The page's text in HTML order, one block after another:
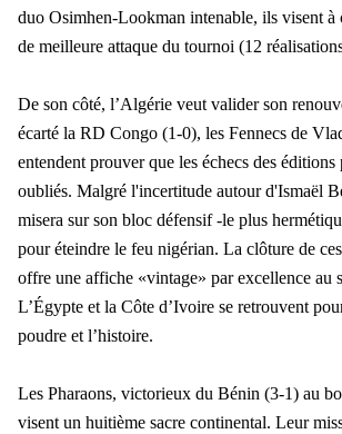
duo Osimhen-Lookman intenable, ils visent à
de meilleure attaque du tournoi (12
De son côté, l’Algérie veut valider son
écarté la RD Congo (1-0), les Fennecs de
entendent prouver que les échecs des éditions
oubliés. Malgré l'incertitude autour d'Ismaël
misera sur son bloc défensif -le plus
pour éteindre le feu nigérian. La clôture de
offre une affiche «vintage» par excellence au
L’Égypte et la Côte d’Ivoire se retrouvent
poudre et l’histoire.
Les Pharaons, victorieux du Bénin (3-1) au
visent un huitième sacre continental. Leur